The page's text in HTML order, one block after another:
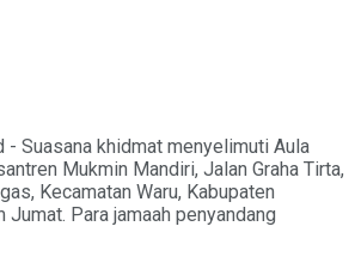
- Suasana khidmat menyelimuti Aula
Mukmin Mandiri, Jalan Graha Tirta,
Kecamatan Waru, Kabupaten
Jumat. Para jamaah penyandang